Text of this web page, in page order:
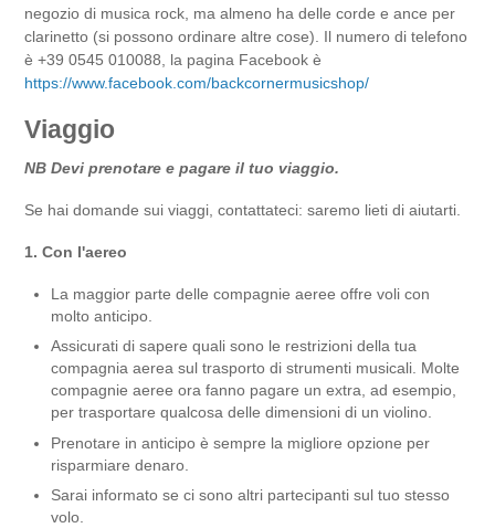
negozio di musica rock, ma almeno ha delle corde e ance per
clarinetto (si possono ordinare altre cose). Il numero di telefono
è +39 0545 010088, la pagina Facebook è
https://www.facebook.com/backcornermusicshop/
Viaggio
NB Devi prenotare e pagare il tuo viaggio.
Se hai domande sui viaggi, contattateci: saremo lieti di aiutarti.
1. Con l'aereo
La maggior parte delle compagnie aeree offre voli con
molto anticipo.
Assicurati di sapere quali sono le restrizioni della tua
compagnia aerea sul trasporto di strumenti musicali. Molte
compagnie aeree ora fanno pagare un extra, ad esempio,
per trasportare qualcosa delle dimensioni di un violino.
Prenotare in anticipo è sempre la migliore opzione per
risparmiare denaro.
Sarai informato se ci sono altri partecipanti sul tuo stesso
volo.